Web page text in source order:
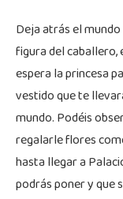
Deja atrás el
figura del
espera la princesa
vestido que te
mundo. Podéis
regalarle flores
hasta llegar a
podrás poner y que